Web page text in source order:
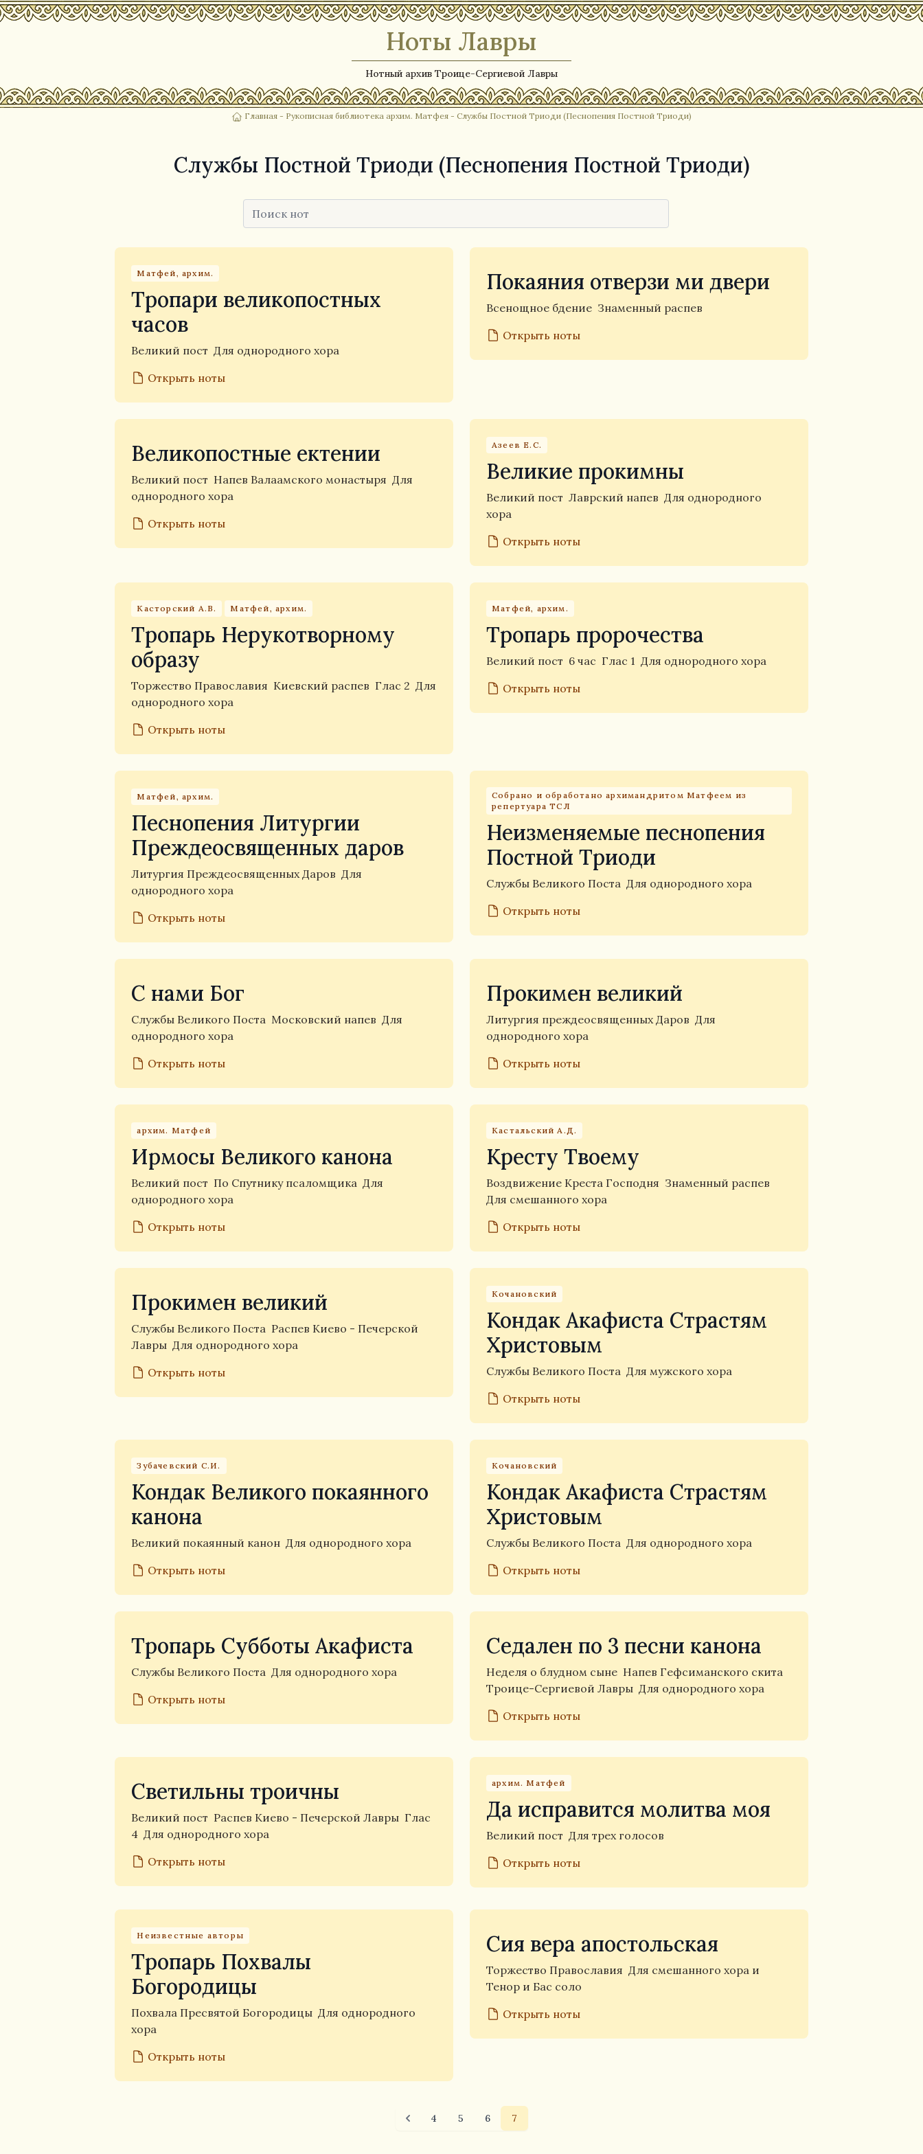
Ноты Лавры
Нотный архив Троице-Сергиевой Лавры
Главная - Рукописная библиотека архим. Матфея - Службы Постной Триоди (Песнопения Постной Триоди)
Службы Постной Триоди (Песнопения Постной Триоди)
Матфей, архим.
Тропари великопостных
часов
Великий пост Для однородного хора
Открыть ноты
Покаяния отверзи ми двери
Всенощное бдение Знаменный распев
Открыть ноты
Великопостные ектении
Великий пост Напев Валаамского монастыря Для
однородного хора
Открыть ноты
Азеев Е.С.
Великие прокимны
Великий пост Лаврский напев Для однородного
хора
Открыть ноты
Касторский А.В. Матфей, архим.
Тропарь Нерукотворному
образу
Торжество Православия Киевский распев Глас 2 Для
однородного хора
Открыть ноты
Матфей, архим.
Тропарь пророчества
Великий пост 6 час Глас 1 Для однородного хора
Открыть ноты
Матфей, архим.
Песнопения Литургии
Преждеосвященных даров
Литургия Преждеосвященных Даров Для
однородного хора
Открыть ноты
Собрано и обработано архимандритом Матфеем из
репертуара ТСЛ
Неизменяемые песнопения
Постной Триоди
Службы Великого Поста Для однородного хора
Открыть ноты
С нами Бог
Службы Великого Поста Московский напев Для
однородного хора
Открыть ноты
Прокимен великий
Литургия преждеосвященных Даров Для
однородного хора
Открыть ноты
архим. Матфей
Ирмосы Великого канона
Великий пост По Спутнику псаломщика Для
однородного хора
Открыть ноты
Кастальский А.Д.
Кресту Твоему
Воздвижение Креста Господня Знаменный распев
Для смешанного хора
Открыть ноты
Прокимен великий
Службы Великого Поста Распев Киево - Печерской
Лавры Для однородного хора
Открыть ноты
Кочановский
Кондак Акафиста Страстям
Христовым
Службы Великого Поста Для мужского хора
Открыть ноты
Зубачевский С.И.
Кондак Великого покаянного
канона
Великий покаянный канон Для однородного хора
Открыть ноты
Кочановский
Кондак Акафиста Страстям
Христовым
Службы Великого Поста Для однородного хора
Открыть ноты
Тропарь Субботы Акафиста
Службы Великого Поста Для однородного хора
Открыть ноты
Седален по 3 песни канона
Неделя о блудном сыне Напев Гефсиманского скита
Троице-Сергиевой Лавры Для однородного хора
Открыть ноты
Светильны троичны
Великий пост Распев Киево - Печерской Лавры Глас
4 Для однородного хора
Открыть ноты
архим. Матфей
Да исправится молитва моя
Великий пост Для трех голосов
Открыть ноты
Неизвестные авторы
Тропарь Похвалы
Богородицы
Похвала Пресвятой Богородицы Для однородного
хора
Открыть ноты
Сия вера апостольская
Торжество Православия Для смешанного хора и
Тенор и Бас соло
Открыть ноты
4 5 6 7